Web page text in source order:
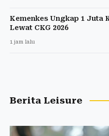
Kemenkes Ungkap 1 Juta
Lewat CKG 2026
1 jam lalu
Berita Leisure